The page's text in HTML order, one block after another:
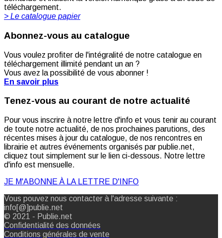
téléchargement.
> Le catalogue papier
Abonnez-vous au catalogue
Vous voulez profiter de l'intégralité de notre catalogue en
téléchargement illimité pendant un an ?
Vous avez la possibilité de vous abonner !
En savoir plus
Tenez-vous au courant de notre actualité
Pour vous inscrire à notre lettre d'info et vous tenir au courant
de toute notre actualité, de nos prochaines parutions, des
récentes mises à jour du catalogue, de nos rencontres en
librairie et autres événements organisés par publie.net,
cliquez tout simplement sur le lien ci-dessous. Notre lettre
d'info est mensuelle.
JE M'ABONNE À LA LETTRE D'INFO
Vous pouvez nous contacter à l'adresse suivante :
info[@]publie.net
© 2021 - Publie.net
Confidentialité des données
Conditions générales de vente